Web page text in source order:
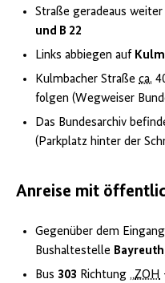
Straße geradeaus
und B 22
Links abbiegen auf
Kulmbacher Straße ca.
folgen (Wegweiser
Das Bundesarchiv
(Parkplatz hinter der
Anreise mit
Gegenüber dem
Bushaltestelle
Bus 303 Richtung „ZOH